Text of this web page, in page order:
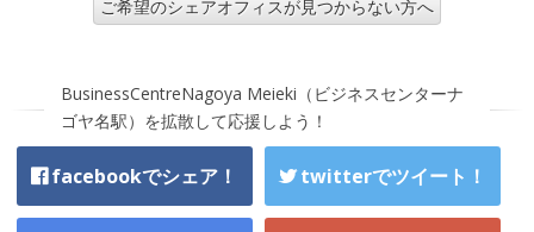
ご希望のシェアオフィスが見つからない方へ
BusinessCentreNagoya Meieki（ビジネスセンターナ
ゴヤ名駅）を拡散して応援しよう！
facebookでシェア！ twitterでツイート！